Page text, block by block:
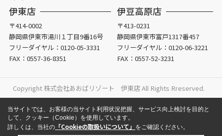
伊東店
〒414-0002
静岡県伊東市湯川１丁目9番16号
フリーダイヤル： 0120-05-3331
FAX：0557-36-8351
伊豆高原店
〒413-0231
静岡県伊東市富戸1317番457
フリーダイヤル：0120-06-3221
FAX：0557-52-3231
Copyright 株式会社あおばリゾート 伊東店 All Rights Rreserved.
当サイトでは、お客様の当サイト利用状況把握、サービス向上検討を目的と
して、クッキー（Cookie）を使用しています。
詳しくは、当社の 「Cookieの取扱いについて」 をご確認ください。